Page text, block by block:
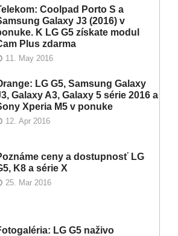
Coolpad Porto S a
Galaxy J3 (2016) v
K LG G5 získate modul
Plus zdarma
11. May 2016
LG G5, Samsung Galaxy
Galaxy A3, Galaxy 5 série 2016 a
Xperia M5 v ponuke
12. Apr 2016
ceny a dostupnosť LG
K8 a série X
25. Mar 2016
LG G5 naživo